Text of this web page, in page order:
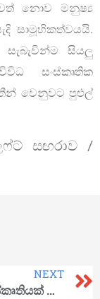
නොව මනුෂ්‍ය
සාමූහිකත්වයයි.
සියලු
සංස්කෘතික
වෙනුවට පුළුල්
සඟරාව /
NEXT
යහපත් සංස්කෘතියක් වෙනුවෙන් මිනිසාගේ අනවරත අරගලය